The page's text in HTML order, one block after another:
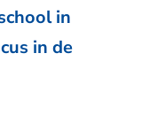
in
in de